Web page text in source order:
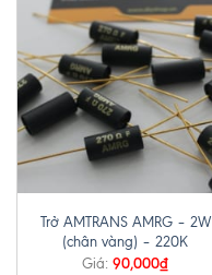
Trở AMTRANS AMRG – 2W
(chân vàng) – 220K
Giá: 90,000₫